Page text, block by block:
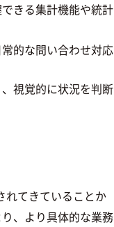
きる集計機能や統計
的な問い合わせ対応
視覚的に状況を判断
れてきていることか
、より具体的な業務